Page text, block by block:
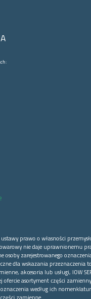
prawo o własności
nie daje uprawnionemu
osoby zarejestrowanego
dla wskazania przeznaczenia
akcesoria lub usługi, IOW
ofercie asortyment części
według ich